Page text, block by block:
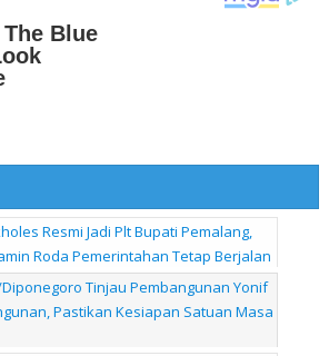
Resmi Jadi Plt Bupati Pemalang,
Roda Pemerintahan Tetap Berjalan
Tinjau Pembangunan Yonif
Pastikan Kesiapan Satuan Masa